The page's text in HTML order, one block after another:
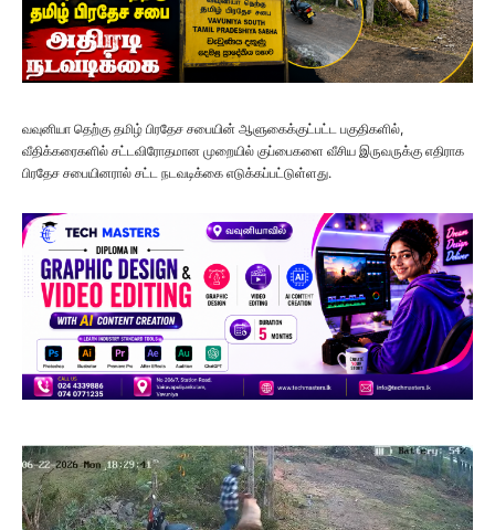
வவுனியா தெற்கு தமிழ் பிரதேச சபையின் ஆளுகைக்குட்பட்ட பகுதிகளில்,
வீதிக்கரைகளில் சட்டவிரோதமான முறையில் குப்பைகளை வீசிய இருவருக்கு எதிராக
பிரதேச சபையினரால் சட்ட நடவடிக்கை எடுக்கப்பட்டுள்ளது.